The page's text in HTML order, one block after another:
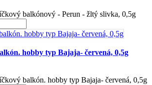
balkónový - Perun - žltý slivka, 0,5g
hobby typ Bajaja- červená, 0,5g
balkón. hobby typ Bajaja- červená, 0,5g